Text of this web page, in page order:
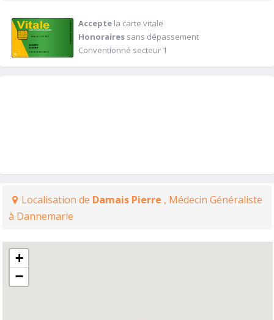
Acceptela carte vitale
Honorairessans dépassement
Conventionné secteur 1
Localisation de Damais Pierre , Médecin Généraliste
à Dannemarie
+
−